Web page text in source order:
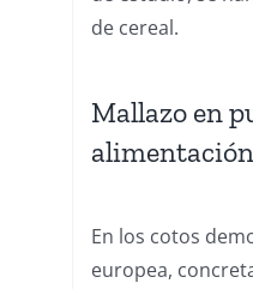
de cereal.
Mallazo en
alimentación
En los cotos
europea,